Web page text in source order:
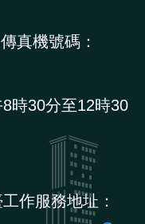
真機號碼：
時30分至12時30
作服務地址：